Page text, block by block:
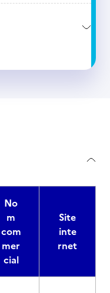
No
m
com
mer
cial
Site
inte
rnet